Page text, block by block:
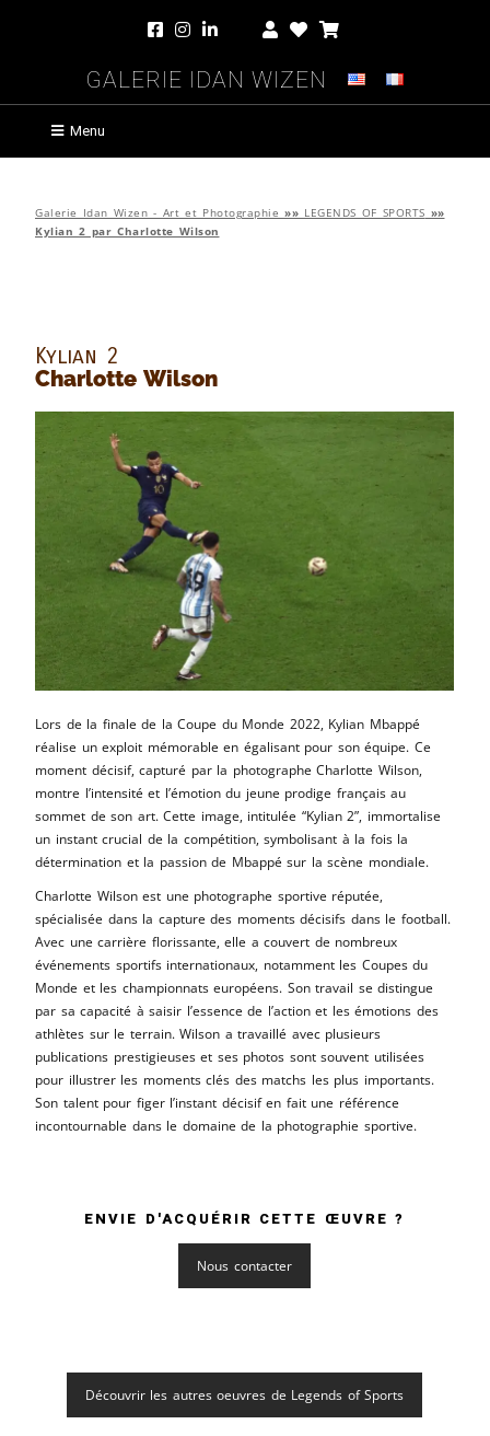
Galerie Idan Wizen
Menu
Galerie Idan Wizen - Art et Photographie »» LEGENDS OF SPORTS »»
Kylian 2 par Charlotte Wilson
Kylian 2
Charlotte Wilson
Lors de la finale de la Coupe du Monde 2022, Kylian Mbappé
réalise un exploit mémorable en égalisant pour son équipe. Ce
moment décisif, capturé par la photographe Charlotte Wilson,
montre l’intensité et l’émotion du jeune prodige français au
sommet de son art. Cette image, intitulée “Kylian 2”, immortalise
un instant crucial de la compétition, symbolisant à la fois la
détermination et la passion de Mbappé sur la scène mondiale.
Charlotte Wilson est une photographe sportive réputée,
spécialisée dans la capture des moments décisifs dans le football.
Avec une carrière florissante, elle a couvert de nombreux
événements sportifs internationaux, notamment les Coupes du
Monde et les championnats européens. Son travail se distingue
par sa capacité à saisir l’essence de l’action et les émotions des
athlètes sur le terrain. Wilson a travaillé avec plusieurs
publications prestigieuses et ses photos sont souvent utilisées
pour illustrer les moments clés des matchs les plus importants.
Son talent pour figer l’instant décisif en fait une référence
incontournable dans le domaine de la photographie sportive.
ENVIE D'ACQUÉRIR CETTE ŒUVRE ?
Nous contacter
Découvrir les autres oeuvres de Legends of Sports